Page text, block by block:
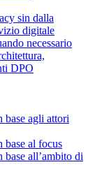
sin dalla
digitale
necessario
DPO
base agli attori
base al focus
all’ambito di